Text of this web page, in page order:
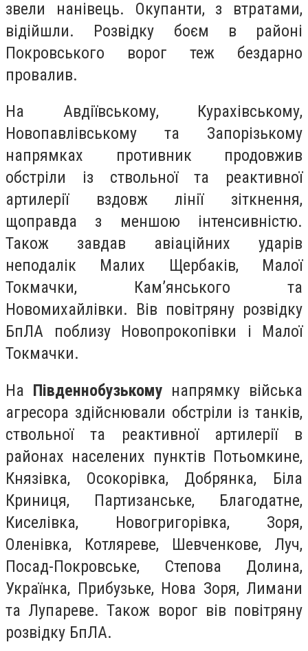
звели нанівець. Окупанти, з втратами,
відійшли. Розвідку боєм в районі
Покровського ворог теж бездарно
провалив.
На Авдіївському, Курахівському,
Новопавлівському та Запорізькому
напрямках противник продовжив
обстріли із ствольної та реактивної
артилерії вздовж лінії зіткнення,
щоправда з меншою інтенсивністю.
Також завдав авіаційних ударів
неподалік Малих Щербаків, Малої
Токмачки, Кам’янського та
Новомихайлівки. Вів повітряну розвідку
БпЛА поблизу Новопрокопівки і Малої
Токмачки.
На Південнобузькому напрямку війська
агресора здійснювали обстріли із танків,
ствольної та реактивної артилерії в
районах населених пунктів Потьомкине,
Князівка, Осокорівка, Добрянка, Біла
Криниця, Партизанське, Благодатне,
Киселівка, Новогригорівка, Зоря,
Оленівка, Котляреве, Шевченкове, Луч,
Посад-Покровське, Степова Долина,
Українка, Прибузьке, Нова Зоря, Лимани
та Лупареве. Також ворог вів повітряну
розвідку БпЛА.